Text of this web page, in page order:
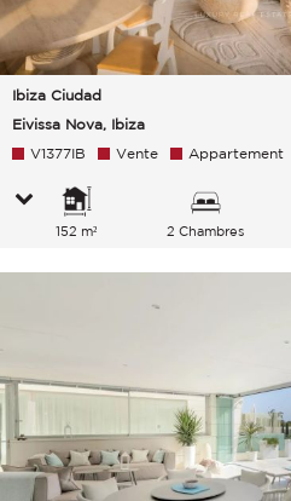
Ibiza Ciudad
Eivissa Nova, Ibiza
V1377IB Vente Appartement
152 m² 2 Chambres